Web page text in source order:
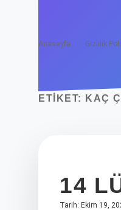
Anasayfa Gizlilik
ETIKET: KAÇ
14
Tarih: Ekim 19,